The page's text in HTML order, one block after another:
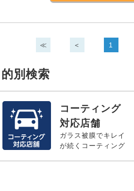
≪ ＜ 1
別検索
コーティング
対応店舗
ガラス被膜でキレイ
が続くコーティング